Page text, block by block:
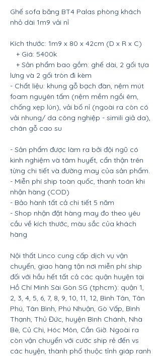
Ghế sofa băng BT4 Palas phòng khách
nhỏ dài 1m9 vải nỉ
Kích thước: 1m9 x 80 x 42cm (D x R x C)
+ Giá: 5400k
+ Sản phẩm bao gồm: ghế dài, 2 gối tựa
lưng và 2 gối tròn đi kèm
- Chất liệu: khung gỗ bạch đàn, nệm mút
foam nguyên tấm (nệm mềm ngồi êm,
chống xẹp lún), vải bố nỉ (ngoài ra còn có
vải nhung/ da công nghiệp - simili giả da),
chân gỗ cao su
- Sản phẩm được làm ra bởi đội ngũ có
kinh nghiệm và tâm huyết, cẩn thận trên
từng chi tiết và đường may của sản phẩm.
- Miễn phí ship toàn quốc, thanh toán khi
nhận hàng (COD)
- Bảo hành tất cả chi tiết 5 năm
- Shop nhận đặt hàng may đo theo yêu
cầu về kích thước, màu sắc của khách
hàng
Nội thất Linco cung cấp dịch vụ vận
chuyển, giao hàng tận nơi miễn phí ship
đối với hầu hết tất cả các quận huyện tại
Hồ Chí Minh Sài Gòn SG (tphcm): quận 1,
2, 3, 4, 5, 6, 7, 8, 9, 10, 11, 12, Bình Tân, Tân
Phú, Tân Bình, Phú Nhuận, Gò Vấp, Bình
Thạnh, Thủ Đức, huyện Bình Chánh, Nhà
Bè, Củ Chi, Hóc Môn, Cần Giờ. Ngoài ra
còn vận chuyển với cước ship rẻ đến vs
các huyện, thành phố thuộc tỉnh giáp ranh